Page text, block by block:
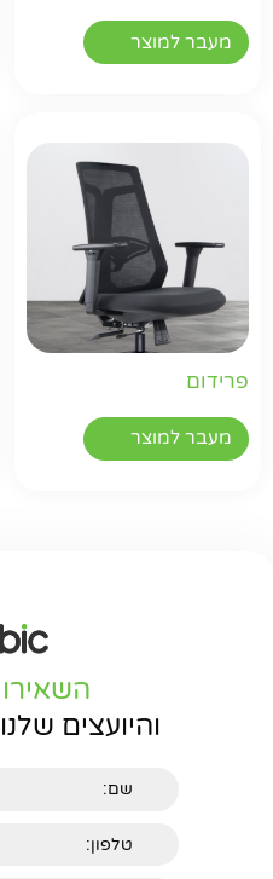
מעבר למוצר
פרידום
מעבר למוצר
והיועצים